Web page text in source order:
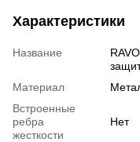
Характеристики
Название
Материал
Встроенные
ребра
жесткости
Нет